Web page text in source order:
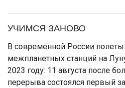
УЧИМСЯ ЗАНОВО
В современной России полеты
межпланетных станций на
2023 году: 11 августа после
перерыва состоялся первый